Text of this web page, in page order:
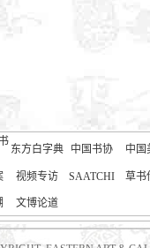
东方白字典 中国书协 中国
视频专访 SAATCHI 草书
文博论道